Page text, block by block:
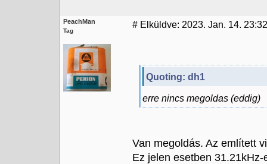
PeachMan
Tag
# Elküldve: 2023. Jan. 14.
Quoting: dh1
erre nincs megoldas (eddig)
Van megoldás. Az említett
Ez jelen esetben